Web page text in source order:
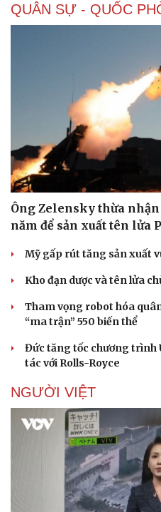
QUÂN SỰ - QUỐC
Ông Zelensky thừa
năm để sản xuất tên lửa
Mỹ gấp rút tăng sản xuất
Kho đạn dược và tên lửa
Tham vọng robot hóa
“ma trận” 550 biến thể
Đức tăng tốc chương trình
tác với Rolls-Royce
NGƯỜI VIỆT